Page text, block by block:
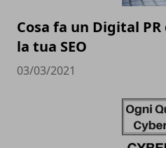
Cosa fa un Digital
la tua SEO
03/03/2021